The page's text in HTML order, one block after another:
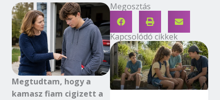
Megtudtam, hogy a
kamasz fiam cigizett a
Megosztás
Kapcsolódó cikkek